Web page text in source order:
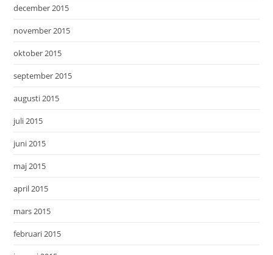
december 2015
november 2015
oktober 2015
september 2015
augusti 2015
juli 2015
juni 2015
maj 2015
april 2015
mars 2015
februari 2015